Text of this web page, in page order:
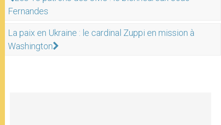
Fernandes
La paix en Ukraine : le cardinal Zuppi en mission à
Washington